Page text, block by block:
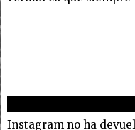
Instagram no ha